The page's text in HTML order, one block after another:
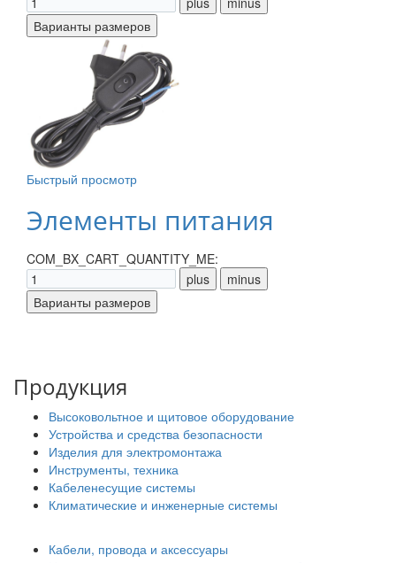
Быстрый просмотр
Элементы питания
COM_BX_CART_QUANTITY_ME:
Продукция
Высоковольтное и щитовое оборудование
Устройства и средства безопасности
Изделия для электромонтажа
Инструменты, техника
Кабеленесущие системы
Климатические и инженерные системы
Кабели, провода и аксессуары